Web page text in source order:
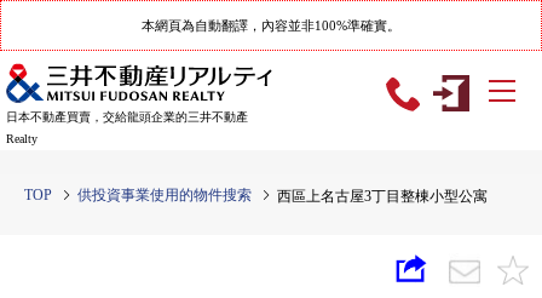
本網頁為自動翻譯，內容並非100%準確實。
日本不動產買賣，交給龍頭企業的三井不動產
Realty
TOP 供投資事業使用的物件搜索 西區上名古屋3丁目整棟小型公寓